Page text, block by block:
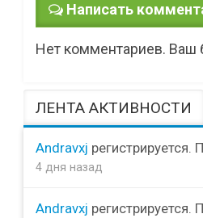
Написать
Нет комментариев. Ваш
ЛЕНТА АКТИВНОСТИ
Andravxj регистрируется.
4 дня назад
Andravxj регистрируется.